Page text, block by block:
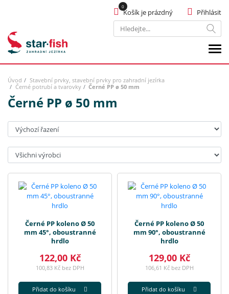
Hledat
Přihlásit
Košík je prázdný
Úvod
Stavební prvky, stavební prvky pro zahradní jezírka
Černé potrubí a tvarovky
Černé PP ø 50 mm
Černé PP ø 50 mm
Seřadit:
Výrobci:
Černé PP koleno Ø 50
mm 45°, oboustranné
hrdlo
122,00 Kč
100,83 Kč bez DPH
Přidat do košíku
Černé PP koleno Ø 50
mm 90°, oboustranné
hrdlo
129,00 Kč
106,61 Kč bez DPH
Přidat do košíku